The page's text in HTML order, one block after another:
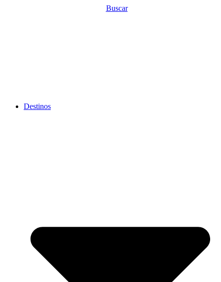
Buscar
Destinos